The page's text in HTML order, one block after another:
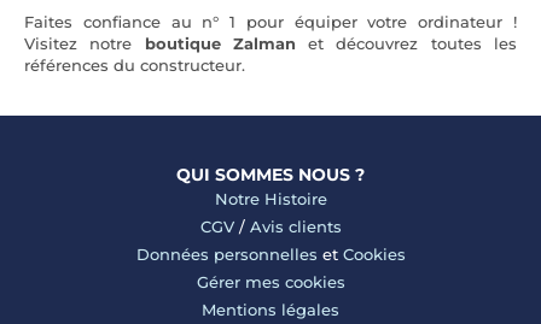
Faites confiance au n° 1 pour équiper votre ordinateur !
Visitez notre boutique Zalman et découvrez toutes les
références du constructeur.
QUI SOMMES NOUS ?
Notre Histoire
CGV/ Avis clients
Données personnelles et Cookies
Gérer mes cookies
Mentions légales